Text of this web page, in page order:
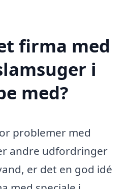
firma med
i
med?
problemer med
andre udfordringer
er det en god idé